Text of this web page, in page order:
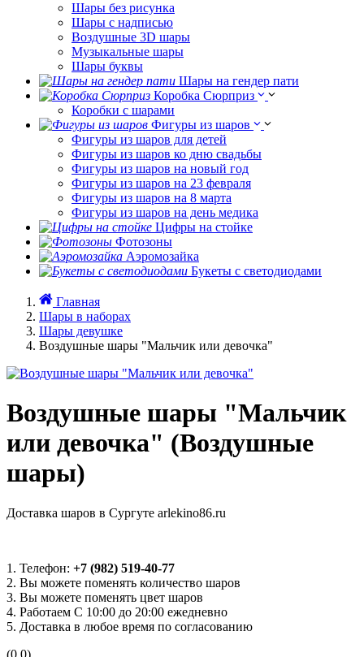
Шары без рисунка
Шары с надписью
Воздушные 3D шары
Музыкальные шары
Шары буквы
Шары на гендер пати
Коробка Сюрприз
Коробки с шарами
Фигуры из шаров
Фигуры из шаров для детей
Фигуры из шаров ко дню свадьбы
Фигуры из шаров на новый год
Фигуры из шаров на 23 февраля
Фигуры из шаров на 8 марта
Фигуры из шаров на день медика
Цифры на стойке
Фотозоны
Аэромозайка
Букеты с светодиодами
Главная
Шары в наборах
Шары девушке
Воздушные шары "Мальчик или девочка"
Воздушные шары "Мальчик
или девочка" (Воздушные
шары)
Доставка шаров в Сургуте arlekino86.ru
1. Телефон: +7 (982) 519-40-77
2. Вы можете поменять количество шаров
3. Вы можете поменять цвет шаров
4. Работаем С 10:00 до 20:00 ежедневно
5. Доставка в любое время по согласованию
(0.0)